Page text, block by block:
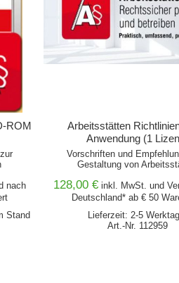
ROM
nach
Stand
Arbeitsstätten
Anwendung (1
Vorschriften und
Gestaltung von
128,00 € inkl. MwSt. und
Deutschland* ab € 50
Lieferzeit: 2-5
Art.-Nr. 112959